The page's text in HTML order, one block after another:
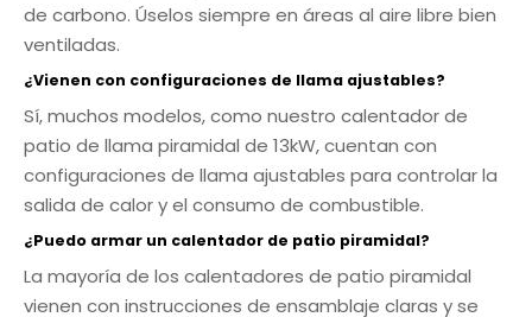
de carbono. Úselos siempre en áreas al aire libre bien
ventiladas.
¿Vienen con configuraciones de llama ajustables?
Sí, muchos modelos, como nuestro calentador de
patio de llama piramidal de 13kW, cuentan con
configuraciones de llama ajustables para controlar la
salida de calor y el consumo de combustible.
¿Puedo armar un calentador de patio piramidal?
La mayoría de los calentadores de patio piramidal
vienen con instrucciones de ensamblaje claras y se